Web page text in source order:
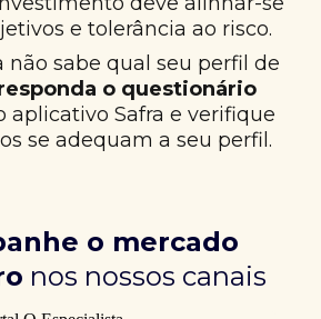
e tolerância ao risco.
não sabe qual seu perfil de
o questionário
aplicativo Safra e verifique
se adequam a seu perfil.
o mercado
nos nossos canais